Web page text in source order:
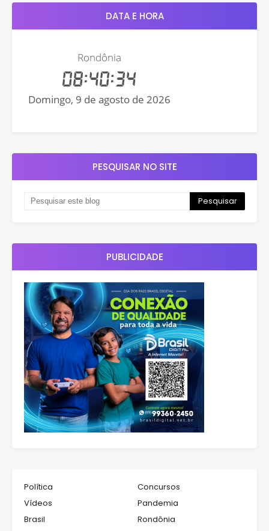
DATA E HORA
PESQUISAR NO SITE
PUBLICIDADE
Política
Concursos
Vídeos
Pandemia
Brasil
Rondônia